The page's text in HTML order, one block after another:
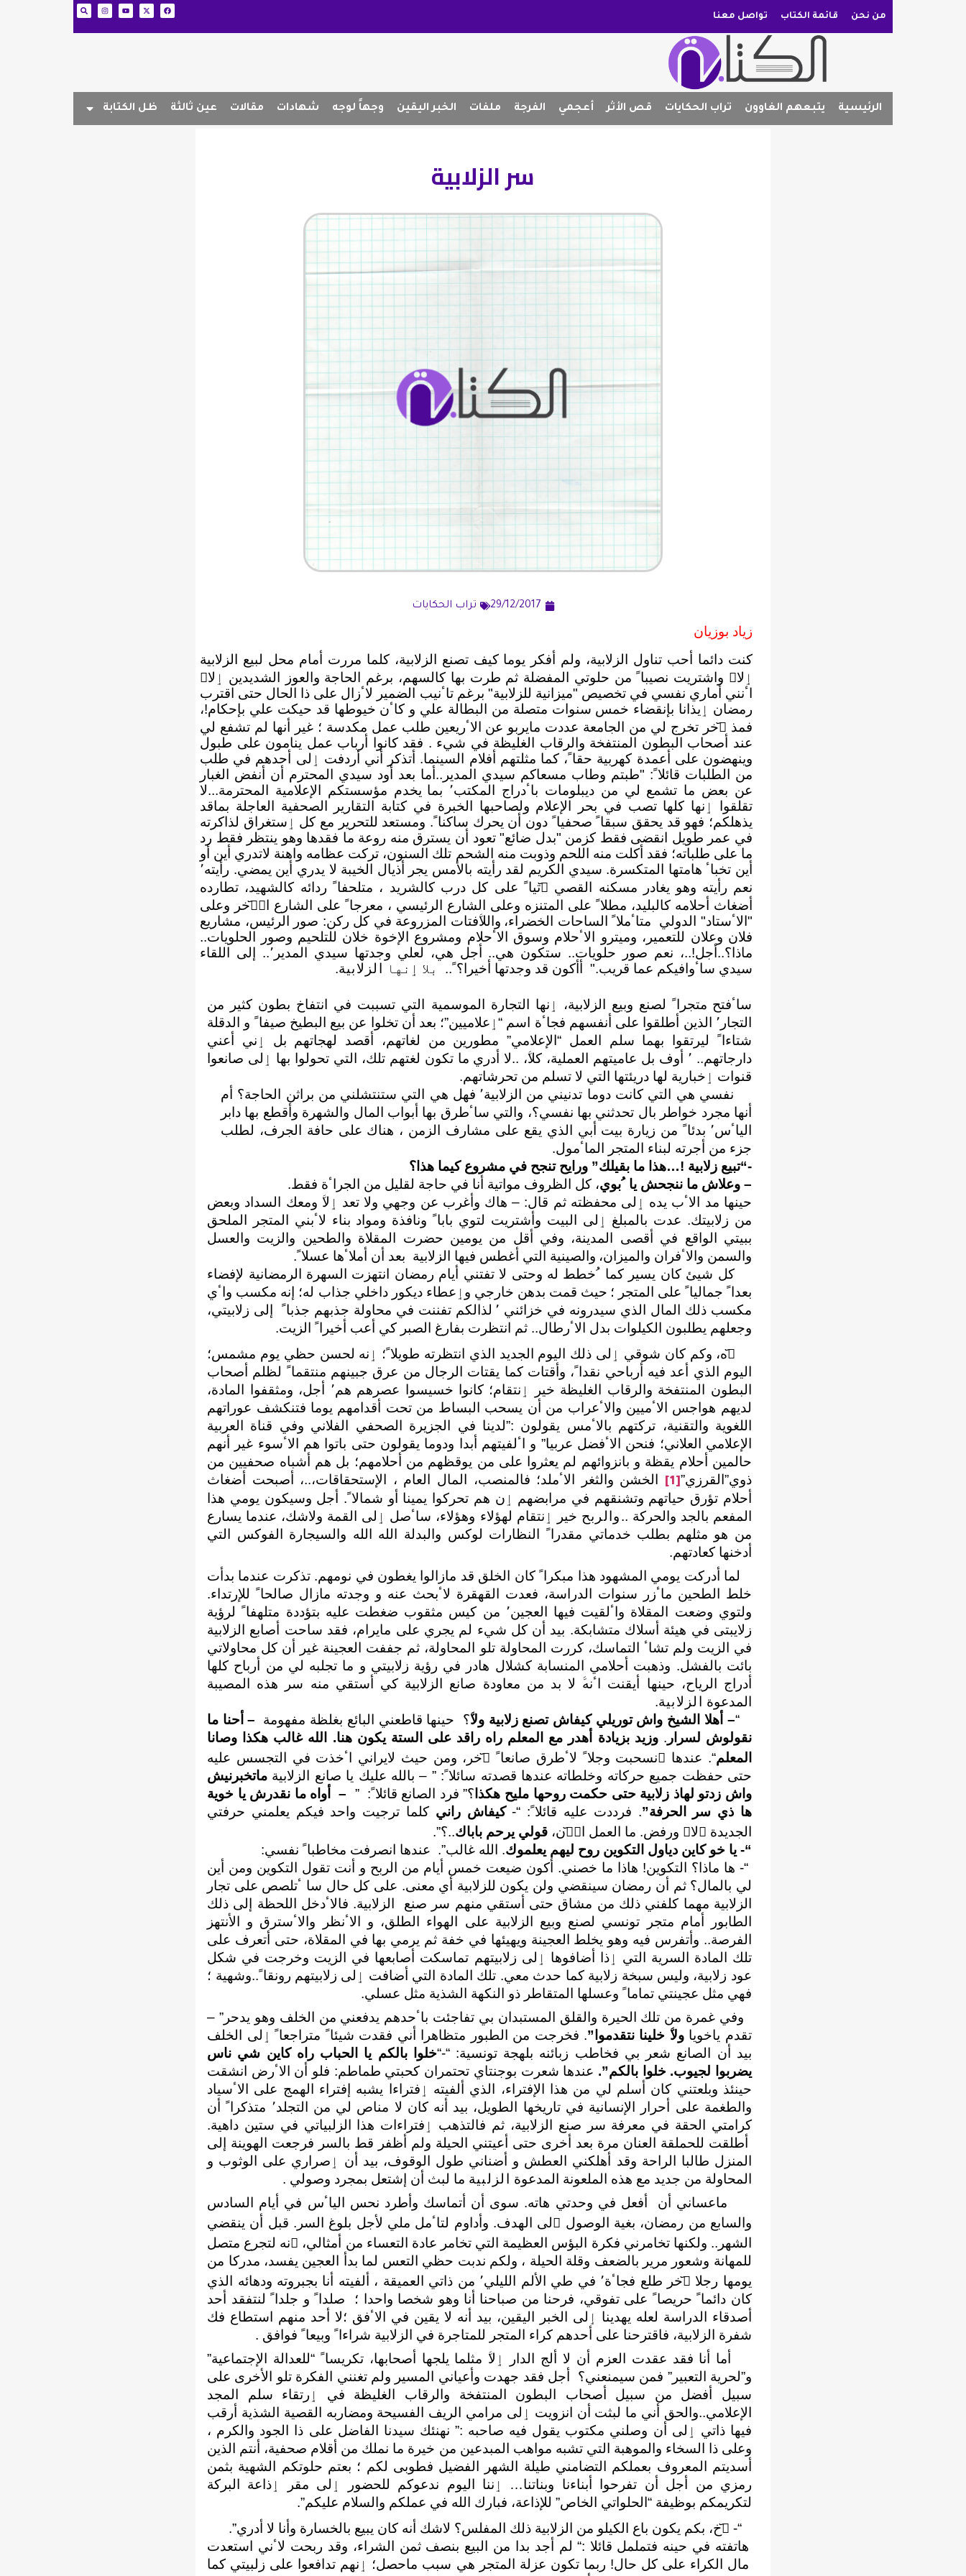
من نحن قائمة الكتاب تواصل معنا
الرئيسية يتبعهم الغاوون تراب الحكايات قص الأثر أعجمي الفرجة ملفات الخبر اليقين وجهاً لوجه شهادات مقالات عين ثالثة ظل الكتابة
سر الزلابية
29/12/2017 تراب الحكايات
زياد بوزيان
كنت دائما ﺃحب تناول الزلابية، ولم ﺃفكر يوما كيف تصنع الزلابية، كلما مررت ﺃمام محل لبيع الزلابية
ٳلاﱠ واشتريت نصيباﹰ من حلوتي المفضلة ثم طرت بها كالسهم، برغم الحاجة والعوز الشديدين ٳلاﱠ
اٴنني ﺃماري نفسي في تخصيص "ميزانية للزلابية" برغم تاٴنيب الضمير لاٴزال على ذا الحال حتى اقترب
رمضان ٳيذانا بإنقضاء خمس سنوات متصلة من البطالة علي و كاٴن خيوطها قد حيكت علي بإحكام!،
فمذ ا᷃خر تخرج لي من الجامعة عددت مايربو عن الاٴريعين طلب عمل مكدسة ؛ غير ﺃنها لم تشفع لي
عند ﺃصحاب البطون المنتفخة والرقاب الغليظة في شيء . فقد كانوا ﺃرباب عمل ينامون على طبول
وينهضون على ﺃعمدة كهربية حقاﹰ، كما مثلتهم ﺃفلام السينما. ﺃتذكر ﺃني ﺃردفت ٳلى ﺃحدهم في طلب
من الطلبات قائلاﹰ: "طبتم وطاب مسعاكم سيدي المدير..ﺃما بعد ﺃود سيدي المحترم ﺃن ﺃنفض الغبار
عن بعض ما تشمع لي من ديبلومات باٴدراج المكتب٬ بما
يخدم مؤسستكم اﻹعلامية المحترمة...لا
تقلقوا ٳنها كلها تصب في بحر اﻹعلام ولصاحبها الخبرة في كتابة التقارير الصحفية العاجلة بماقد
يذهلكم؛ فهو قد يحقق سبقاﹰ صحفياﹰ دون ﺃن يحرك ساكناﹰ. ومستعد للتحرير مع كل ٳستغراق لذاكرته
في عمر طويل انقضى فقط كزمن "بدل ضائع" تعود ﺃن يسترق منه روعة ما فقدها وهو ينتظر فقط رد
ما على طلباته؛ فقد ﺃكلت منه اللحم وذوبت منه الشحم تلك السنون، تركت عظامه واهنة لاتدري ﺃين ﺃو
ﺃين تخباٴ هامتها المتكسرة. سيدي الكريم لقد رﺃيته باﻷمس يجر ﺃذيال الخيبة لا يدري ﺃين يمضي. رﺃيته٬
نعم رﺃيته وهو يغادر مسكنه القصي ا᷃تياﹰ على كل درب كالشريد ، متلحفاﹰ ردائه كالشهيد، تطارده
ﺃضغاث ﺃحلامه كالبليد، مطلاﹰ على المتنزه وعلى الشارع الرئيسي ، معرجاﹰ على الشارع الا᷃خر وعلى
"الاٴستاد" الدولي متاٴملاﹰ الساحات الخضراء، واللاﱠفتات المزروعة في كل ركن: صور الرئيس، مشاريع
فلان وعلان للتعمير، وميترو الاٴحلام وسوق الاٴحلام ومشروع اﻹخوة خلان للتلحيم وصور
الحلويات..
ماذا؟..ﺃجل!..، نعم صور حلويات.. ستكون هي.. ﺃجل هي، لعلي وجدتها سيدي المدير٬.. إلى اللقاء
سيدي ساٴوافيكم عما قريب." ﺃﺃكون قد وجدتها ﺃخيرا؟ﹰ.. بلا ٳنها الزلابية.
ساٴفتح متجراﹰ لصنع وبيع الزلابية، ٳنها التجارة الموسمية التي تسببت في انتفاخ بطون كثير من
التجار٬ الذين ﺃطلقوا على ﺃنفسهم فجاٴة اسم “ٳعلاميين”؛ بعد ﺃن تخلوا عن بيع البطيخ صيفاﹰ و الدقلة
شتاءاﹰ ليرتقوا بهما سلم العمل “اﻹعلامي” مطورين من لغاتهم، ﺃقصد لهجاتهم بل ٳني ﺃعني
دارجاتهم.. ٬ ﺃوف بل عاميتهم العملية، كلاﱠ، ..لا ﺃدري ما تكون لغتهم تلك، التي تحولوا بها ٳلى صانعوا
قنوات ٳخبارية لها دريئتها التي لا تسلم من تحرشاتهم.
نفسي هي التي كانت دوما تدنيني من الزلابية٬ فهل هي التي ستنتشلني من براثن الحاجة؟ ﺃم
ﺃنها مجرد خواطر بال تحدثني بها نفسي؟، والتي ساٴطرق بها ﺃبواب المال والشهرة وﺃقطع بها دابر
الياٴس٬
بدئاﹰ من زيارة بيت ﺃبي الذي يقع على مشارف الزمن ، هناك على حافة الجرف، لطلب
جزء من ﺃجرته لبناء المتجر الماٴمول.
-“تبيع زلابية !…هذا ما بقيلك” ورايح تنجح في مشروع كيما هذا؟
– وعلاش ما ننجحش يا ﹸبوي، كل الظروف مواتية ﺃنا في حاجة لقليل من الجراٴة فقط.
حينها مد الاٴب يده ٳلى محفظته ثم قال: – هاك وﺃغرب عن وجهي ولا تعد ٳلاﱠ ومعك السداد وبعض
من زلابيتك. عدت بالمبلغ ٳلى البيت وﺃشتريت لتوي باباﹰ ونافذة ومواد بناء لاٴبني المتجر الملحق
ببيتي الواقع في ﺃقصى المدينة، وفي ﺃقل من يومين حضرت المقلاة والطحين والزيت والعسل
والسمن والاٴفران والميزان، والصينية التي ﺃغطس فيها الزلابية بعد ﺃن ﺃملاٴها عسلاﹰ.
كل شيئ كان يسير كما ﹸخطط له وحتى لا تفتني ﺃيام رمضان انتهزت السهرة الرمضانية ﻹفضاء
بعداﹰ جمالياﹰ على المتجر ؛ حيث قمت بدهن خارجي وٳعطاء ديكور داخلي جذاب له؛ إنه مكسب واٴي
مكسب ذلك المال الذي سيدرونه في خزائني ٬
لذالكم تفننت في محاولة جذبهم جذباﹰ إلى زلابيتي،
وجعلهم يطلبون الكيلوات بدل الاٴرطال.. ثم انتظرت بفارغ الصبر كي ﺃعب ﺃخيراﹰ الزيت.
ا᷃ه، وكم كان شوقي ٳلى ذلك اليوم الجديد الذي انتظرته طويلاﹰ؛ ٳنه لحسن حظي يوم مشمس؛
اليوم الذي ﺃعد فيه ﺃرباحي نقداﹰ، وﺃقتات كما يقتات الرجال من عرق جبينهم منتقماﹰ لظلم ﺃصحاب
البطون المنتفخة والرقاب الغليظة خير ٳنتقام؛ كانوا خسيسوا عصرهم هم٬ ﺃجل، ومثقفوا المادة،
لديهم هواجس الاٴميين والاٴعراب من ﺃن يسحب البساط من تحت ﺃقدامهم يوما فتنكشف عوراتهم
اللغوية والتقنية، تركتهم بالاٴمس يقولون :”لدينا في الجزيرة الصحفي الفلاني وفي قناة العربية
اﻹعلامي العلاني؛ فنحن الاٴفضل عربيا” و اٴلفيتهم ﺃبدا ودوما يقولون حتى باتوا هم الاٴسوء غير ﺃنهم
حالمين ﺃحلام يقظة و بانزوائهم لم يعثروا على من يوقظهم من ﺃحلامهم؛ بل هم ﺃشباه صحفيين من
ذوي”القرزي” [1]
الخشن والثغر الاٴملد؛ فالمنصب، المال العام ، اﻹستحقاقات،..، ﺃصبحت ﺃضغاث
ﺃحلام تؤرق حياتهم وتشنقهم في مرابضهم ٳن هم تحركوا يمينا ﺃو شمالاﹰ. ﺃجل وسيكون يومي هذا
المفعم بالجد والحركة ..والربح خير ٳنتقام لهؤلاء وهؤلاء، ساٴصل ٳلى القمة ولاشك، عندما يسارع
من هو مثلهم بطلب خدماتي مقدراﹰ النظارات لوكس والبدلة الله الله والسيجارة الفوكس التي
ﺃدخنها كعادتهم.
لما ﺃدركت يومي المشهود هذا مبكراﹰ كان الخلق قد مازالوا يغطون في نومهم. تذكرت عندما بدﺃت
خلط الطحين ماٴزر سنوات الدراسة، فعدت القهقرة لاٴبحث عنه و وجدته مازال صالحاﹰ للإرتداء.
ولتوي وضعت المقلاة واٴلقيت فيها العجين٬ من كيس مثقوب ضغطت عليه بتؤددة متلهفاﹰ لرؤية
زلايبتى في هيئة ﺃسلاك متشابكة. بيد ﺃن كل شيء لم يجري على مايرام، فقد ساحت ﺃصابع الزلابية
في الزيت ولم تشاٴ التماسك، كررت المحاولة تلو المحاولة، ثم جففت العجينة غير ﺃن كل محاولاتي
بائت بالفشل. وذهبت ﺃحلامي المنسابة كشلال هادر في رؤية زلابيتي و ما تجلبه لي من ﺃرباح كلها
ﺃدراج الرياح، حينها ﺃيقنت اٴنهﱠ لا بد من معاودة صانع الزلابية كي ﺃستقي منه سر هذه المصيبة
المدعوة
الزلابية.
“– ﺃهلا الشيخ واش توريلي كيفاش تصنع زلابية ولاﱠ؟ حينها قاطعني البائع بغلظة مفهومة – ﺃحنا ما
نقولوش لسرار .وزيد بزيادة ﺃهدر مع المعلم راه راقد على الستة يكون هنا. الله غالب هكذا وصانا
المعلم“. عندها ٳنسحبت وجلاﹰ لاٴطرق صانعاﹰ ا᷃خر، ومن حيث لايراني اٴخذت في التجسس عليه
حتى حفظت جميع حركاته وخلطاته عندها قصدته سائلاﹰ: ” – بالله عليك يا صانع الزلابية ماتخبرنيش
واش زدتو لهاذ زلابية حتى حكمت روحها مليح هكذا ؟” فرد الصانع قائلاﹰ: ” – ﺃواه ما نقدرش يا خوية
ها ذي سر الحرفة”. فرددت عليه قائلاﹰ: “-كيفاش راني كلما ترجيت واحد فيكم يعلمني حرفتي
الجديدة ٳلاﱠ ورفض. ما العمل الا᷃ن،قولي يرحم باباك..؟”.
“- يا خو كاين دياول التكوين روح ليهم يعلموك. الله غالب”. عندها انصرفت مخاطباﹰ نفسي:
“- ها ماذا؟ التكوين! هاذا ما خصني. ﺃكون ضيعت خمس ﺃيام من الربح و ﺃنت تقول التكوين ومن ﺃين
لي بالمال؟ ثم ﺃن رمضان سينقضي ولن يكون للزلابية ﺃي معنى. على كل حال سا ٴتلصص على تجار
الزلابية مهما كلفني ذلك من مشاق حتى ﺃستقي منهم سر صنع الزلابية. فالاٴدخل اللحظة إلى ذلك
الطابور ﺃمام متجر تونسي لصنع وبيع الزلابية على الهواء الطلق، و الاٴنظر والاٴسترق و اﻷنتهز
الفرصة.. وﺃتفرس فيه وهو يخلط العجينة ويهيئها في خفة ثم يرمي بها في المقلاة، حتى ﺃتعرف على
تلك المادة السرية التي ٳذا ﺃضافوها ٳلى زلابيتهم تماسكت ﺃصابعها في الزيت وخرجت في شكل
عود زلابية، وليس سبخة زلابية كما حدث معي. تلك المادة التي ﺃضافت ٳلى زلابيتهم رونقاﹰ..وشهية ؛
فهي مثل عجينتي تماماﹰ وعسلها المتقاطر ذو النكهة الشذية مثل عسلي.
وفي غمرة من تلك الحيرة والقلق المستبدان بي تفاجئت باٴحدهم يدفعني من الخلف وهو يدحر” –
تقدم ياخوياولاﱠ خلينا نتقدموا”. فخرجت من الطبور متظاهرا ﺃني فقدت شيئاﹰ متراجعاﹰ ٳلى الخلف
بيد ﺃن الصانع شعر بي فخاطب زبائنه بلهجة تونسية: “-“خلوا بالكم يا الحباب راه كاين شي ناس
يضربوا لجيوب. خلوا بالكم”. عندها شعرت بوجنتاي تحتمران كحبتي طماطم: فلو ﺃن الاٴرض انشقت
حينئذ وبلعتني كان ﺃسلم لي من هذا اﻹفتراء، الذي ﺃلفيته ٳفتراءا يشبه إفتراء الهمج على الاٴسياد
والطغمة على ﺃحرار اﻹنسانية في تاريخها الطويل، بيد ﺃنه كان لا مناص لي من التجلد٬ متذكراﹰ ﺃن
كرامتي الحقة في معرفة سر صنع الزلابية، ثم فالتذهب ٳفتراءات هذا الزلبياتي في ستين داهية.
ﺃطلقت للحملقة العنان مرة بعد ﺃخرى حتى ﺃعيتني الحيلة ولم ﺃظفر قط بالسر فرجعت الهوينة إلى
المنزل طالبا الراحة وقد ﺃهلكني العطش و ﺃضناني طول الوقوف، بيد ﺃن ٳصراري على الوثوب و
المحاولة من جديد مع هذه الملعونة المدعوة
الزلبية ما لبث ﺃن إشتعل بمجرد وصولي .
ماعساني ﺃن ﺃفعل في وحدتي هاته. سوى ﺃن ﺃتماسك وﺃطرد نحس الياٴس في ﺃيام السادس
والسابع من رمضان، بغية الوصول ٳلى الهدف. وﺃداوم لتاٴمل ملي ﻷجل بلوغ السر. قبل ﺃن ينقضي
الشهر.. ولكنها تخامرني فكرة البؤس العظيمة التي تخامر عادة التعساء من ﺃمثالي، ٳنه لتجرع متصل
للمهانة وشعور مرير بالضعف وقلة الحيلة ، ولكم ندبت حظي التعس لما بدﺃ العجين يفسد، مدركا من
يومها رجلا ا᷃خر طلع فجاٴة٬ في طي الألم الليلي٬ من ذاتي العميقة ، ﺃلفيته ﺃنا بجبروته ودهائه الذي
كان دائماﹰ حريصاﹰ على تفوقي، فرحنا من صباحنا ﺃنا وهو شخصا واحدا ؛
صلداﹰ و جلداﹰ لنتفقد ﺃحد
ﺃصدقاء الدراسة لعله يهدينا ٳلى الخبر اليقين، بيد ﺃنه لا يقين في الاٴفق ؛لا ﺃحد منهم استطاع فك
شفرة الزلابية، فاقترحنا على ﺃحدهم كراء المتجر للمتاجرة في الزلابية شراءاﹰ وبيعاﹰ فوافق .
ﺃما ﺃنا فقد عقدت العزم ﺃن لا ﺃلج الدار ٳلاﱠ مثلما يلجها ﺃصحابها، تكريساﹰ “للعدالة اﻹجتماعية”
و”لحرية التعبير” فمن سيمنعني؟ ﺃجل فقد جهدت وﺃعياني المسير ولم تغنني الفكرة تلو اﻷخرى على
سبيل ﺃفضل من سبيل ﺃصحاب البطون المنتفخة والرقاب الغليظة في ٳرتقاء سلم المجد
اﻹعلامي..والحق ﺃني ما لبثت ﺃن انزويت ٳلى مرامي الريف الفسيحة ومضاربه القصية الشذية ﺃرقب
فيها ذاتي ٳلى ﺃن وصلني مكتوب يقول فيه صاحبه :” نهنئك سيدنا الفاضل على ذا الجود والكرم ،
وعلى ذا السخاء والموهبة التي تشبه مواهب المبدعين من خيرة ما نملك من ﺃقلام صحفية، ﺃنتم الذين
ﺃسديتم المعروف بعملكم التضامني طيلة الشهر الفضيل فطوبى لكم ؛ بعتم حلوتكم الشهية بثمن
رمزي من ﺃجل ﺃن تفرحوا ﺃبناءنا وبناتنا… ٳننا اليوم ندعوكم للحضور ٳلى مقر ٳذاعة البركة
لتكريمكم بوظيفة “الحلواتي الخاص” للإذاعة، فبارك الله في عملكم والسلام عليكم”.
“- ا᷃خ، بكم يكون باع الكيلو من الزلابية ذلك المفلس؟ لاشك ﺃنه كان يبيع بالخسارة وﺃنا لا ﺃدري”.
هاتفته في حينه فتململ قائلا :“ لم ﺃجد بدا من البيع بنصف ثمن الشراء، وقد ربحت لاٴني استعدت
مال الكراء على كل حال! ربما تكون عزلة المتجر هي سبب ماحصل؛ ٳنهم تدافعوا على زلبيتي كما